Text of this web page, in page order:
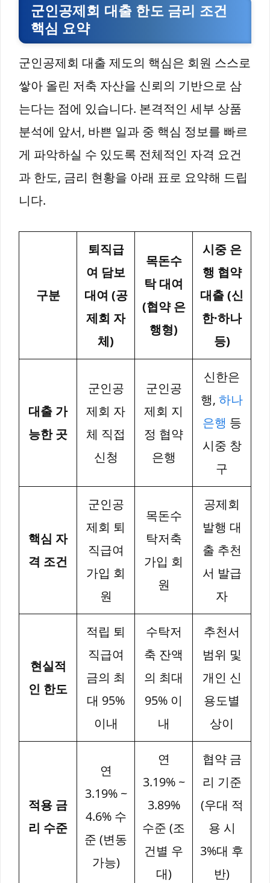
군인공제회 대출 한도 금리 조건
핵심 요약
군인공제회 대출 제도의 핵심은 회원 스스로
쌓아 올린 저축 자산을 신뢰의 기반으로 삼
는다는 점에 있습니다. 본격적인 세부 상품
분석에 앞서, 바쁜 일과 중 핵심 정보를 빠르
게 파악하실 수 있도록 전체적인 자격 요건
과 한도, 금리 현황을 아래 표로 요약해 드립
니다.
구분
퇴직급
여 담보
대여 (공
제회 자
체)
목돈수
탁 대여
(협약 은
행형)
시중 은
행 협약
대출 (신
한·하나
등)
대출 가
능한 곳
군인공
제회 자
체 직접
신청
군인공
제회 지
정 협약
은행
신한은
행, 하나
은행 등
시중 창
구
핵심 자
격 조건
군인공
제회 퇴
직급여
가입 회
원
목돈수
탁저축
가입 회
원
공제회
발행 대
출 추천
서 발급
자
현실적
인 한도
적립 퇴
직급여
금의 최
대 95%
이내
수탁저
축 잔액
의 최대
95% 이
내
추천서
범위 및
개인 신
용도별
상이
적용 금
리 수준
연
3.19% ~
4.6% 수
준 (변동
가능)
연
3.19% ~
3.89%
수준 (조
건별 우
대)
협약 금
리 기준
(우대 적
용 시
3%대 후
반)